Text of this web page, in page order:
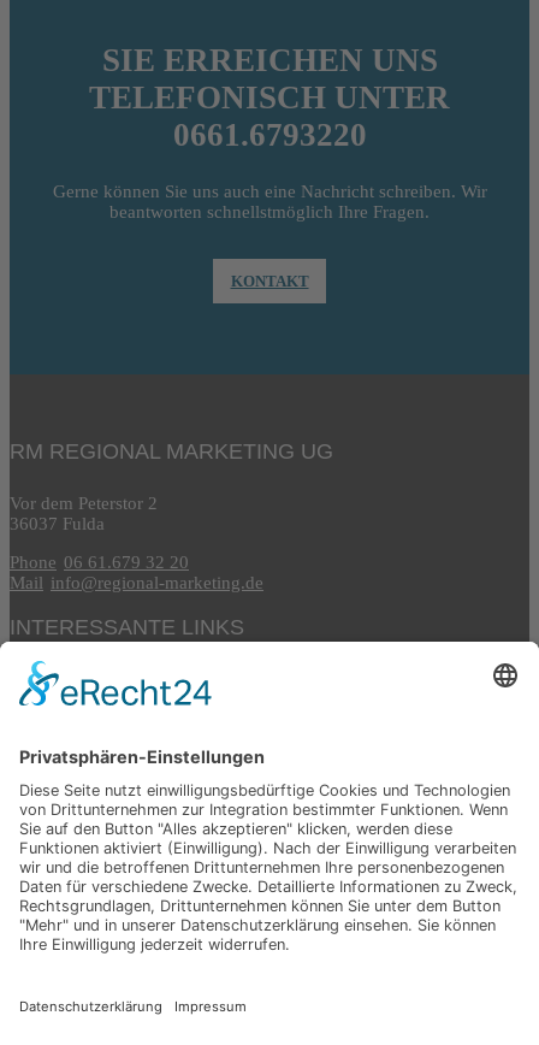
SIE ERREICHEN UNS
TELEFONISCH UNTER
0661.6793220
Gerne können Sie uns auch eine Nachricht schreiben. Wir
beantworten schnellstmöglich Ihre Fragen.
KONTAKT
RM REGIONAL MARKETING UG
Vor dem Peterstor 2
36037 Fulda
Phone 06 61.679 32 20
Mail info@regional-marketing.de
INTERESSANTE LINKS
www.rhoenfuehrer.de
www.toolstage.de
www.dehler-design.de
ÖFFNUNGSZEITEN
Mo. - Fr. 8-17 Uhr
WAS SONST NOCH
Gerne stehen wir auch außerhalb unserer Öffnungszeiten nach
Absprache für ein Gespräch zur Verfügung.
© 2019